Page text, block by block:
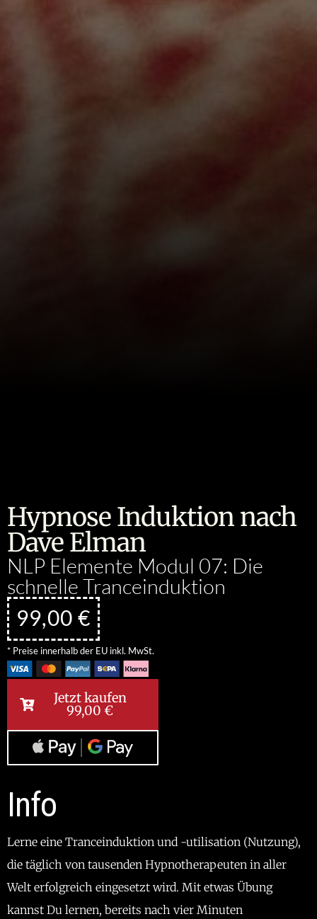
Hypnose Induktion nach
Dave Elman
NLP Elemente Modul 07: Die
schnelle Tranceinduktion
99,00€
* Preise innerhalb der EU inkl. MwSt.
Jetzt kaufen
99,00 €
Info
Lerne eine Tranceinduktion und -utilisation (Nutzung),
die täglich von tausenden Hypnotherapeuten in aller
Welt erfolgreich eingesetzt wird. Mit etwas Übung
kannst Du lernen, bereits nach vier Minuten